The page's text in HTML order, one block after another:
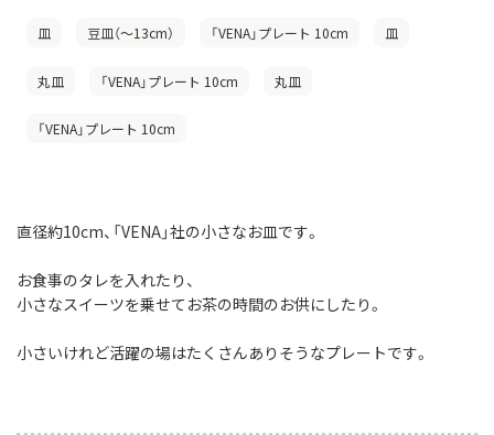
皿 豆皿（〜13cm） 「VENA」プレート 10cm 皿
丸皿 「VENA」プレート 10cm 丸皿
「VENA」プレート 10cm
直径約10cm、「VENA」社の小さなお皿です。
お食事のタレを入れたり、
小さなスイーツを乗せてお茶の時間のお供にしたり。
小さいけれど活躍の場はたくさんありそうなプレートです。